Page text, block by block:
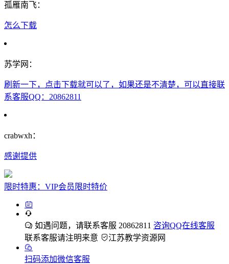
孤雁南飞：
怎么下载
苏学网：
刷新一下，点击下载就可以了，如果还是不清楚，可以直接联
系客服QQ：20862811
crabwxh：
感谢提供
限时特惠：VIP会员限时特价
如遇问题，请联系客服 20862811 咨询QQ在线客服
联系客服请注明来意
江苏教学资源网
扫码添加微信客服